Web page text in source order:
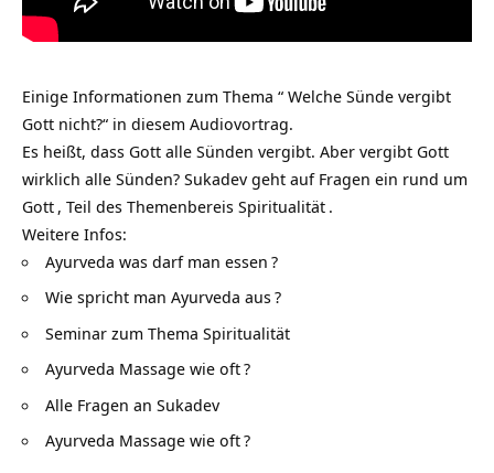
Einige Informationen zum Thema “ Welche Sünde vergibt
Gott nicht?“ in diesem Audiovortrag.
Es heißt, dass Gott alle Sünden vergibt. Aber vergibt Gott
wirklich alle Sünden? Sukadev geht auf Fragen ein rund um
Gott , Teil des Themenbereis Spiritualität .
Weitere Infos:
Ayurveda was darf man essen ?
Wie spricht man Ayurveda aus?
Seminar zum Thema Spiritualität
Ayurveda Massage wie oft?
Alle Fragen an Sukadev
Ayurveda Massage wie oft?